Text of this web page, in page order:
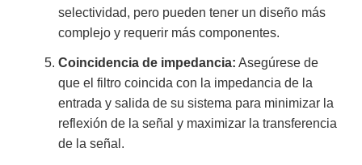
selectividad, pero pueden tener un diseño más
complejo y requerir más componentes.
Coincidencia de impedancia: Asegúrese de
que el filtro coincida con la impedancia de la
entrada y salida de su sistema para minimizar la
reflexión de la señal y maximizar la transferencia
de la señal.